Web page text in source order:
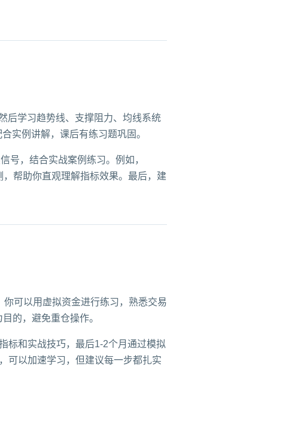
后学习趋势线、支撑阻力、均线系统
实例讲解，课后有练习题巩固。
号，结合实战案例练习。例如，
帮助你直观理解指标效果。最后，建
可以用虚拟资金进行练习，熟悉交易
的，避免重仓操作。
标和实战技巧，最后1-2个月通过模拟
可以加速学习，但建议每一步都扎实